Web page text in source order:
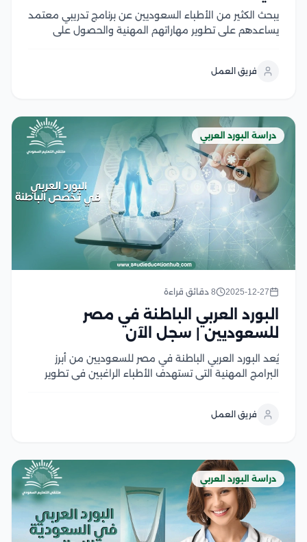
يبحث الكثير من الأطباء السعوديين عن برنامج تدريبي معتمد
يساعدهم على تطوير مهاراتهم المهنية والحصول على
حيث يجمع بين التدريب العملي المكثف...
فريق العمل
دراسة البورد العربي
2025-12-27 8 دقائق قراءة
البورد العربي الباطنة في مصر
للسعوديين | سجل الآن
يُعد البورد العربي الباطنة في مصر للسعوديين من أبرز
البرامج المهنية التي تستهدف الأطباء الراغبين في تطوير
العملي داخل المستشفيات المعتمدة، مما يساعد على
فريق العمل
دراسة البورد العربي